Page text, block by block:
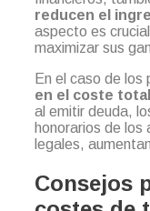
reducen el
aspecto es
maximizar sus
En el caso de los
en el coste
al emitir deuda,
honorarios de los
legales,
Consejos